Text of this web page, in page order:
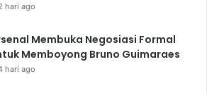
hari ago
Membuka Negosiasi Formal
Memboyong Bruno Guimaraes
hari ago